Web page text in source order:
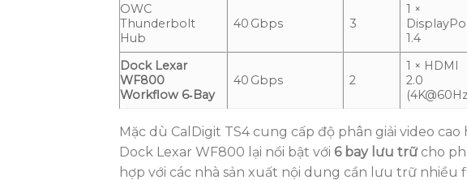
OWC
Thunderbolt
Hub
40 Gbps 3
1 ×
1.4
Dock Lexar
WF800
Workflow 6‑Bay
40 Gbps 2
1 × HDMI
2.0
Mặc dù CalDigit TS4 cung cấp độ phân giải video
Dock Lexar WF800 lại nổi bật với 6 bay lưu trữ cho
hợp với các nhà sản xuất nội dung cần lưu trữ nhiều